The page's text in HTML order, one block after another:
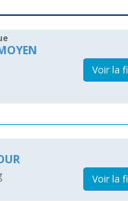
Voir la
Voir la